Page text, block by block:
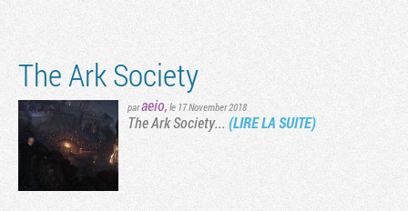
The Ark Society
paraeio, le 17 November 2018
The Ark Society... (LIRE LA SUITE)